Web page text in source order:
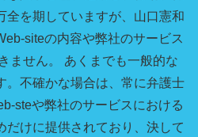
全を期していますが、山口憲和
siteの内容や弊社のサービス
ません。 あくまでも一般的な
。不確かな場合は、常に弁護士
steや弊社のサービスにおける
だけに提供されており、決して